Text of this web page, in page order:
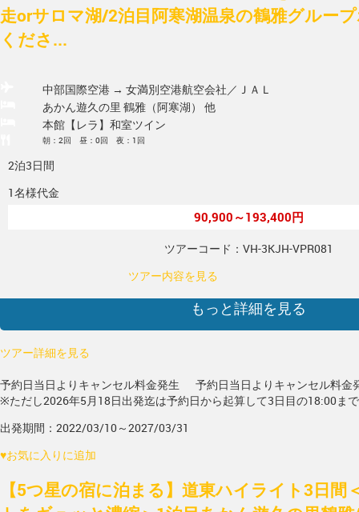
走orサロマ湖/2泊目阿寒湖温泉の鶴雅グルー
くださ...
中部国際空港 → 女満別空港航空会社／ＪＡＬ
あかん遊久の里 鶴雅（阿寒湖） 他
本館【レラ】和室ツイン
朝：2回 昼：0回 夜：1回
2泊3日間
1名様代金
90,900～193,400円
ツアーコード：VH-3KJH-VPR081
ツアー内容を見る
もっと詳細を見る
ツアー詳細を見る
予約日当日よりキャンセル料金発生
予約日当日よりキャンセル料金
※ただし2026年5月18日出発迄は予約日から起算して3日目の18:00ま
出発期間：2022/03/10～2027/03/31
♥お気に入りに追加
【5つ星の宿に泊まる】道東ハイライト3日間